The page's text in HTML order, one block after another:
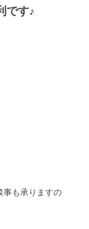
です♪
事も承りますの